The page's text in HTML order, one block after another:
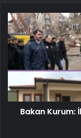
Bakan Kurum: